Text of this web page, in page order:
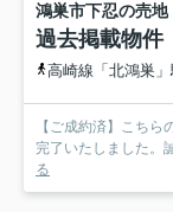
鴻巣市下忍の売地
過去掲載物件
高崎線「北鴻巣」
【ご成約済】こち
完了いたしました。
る